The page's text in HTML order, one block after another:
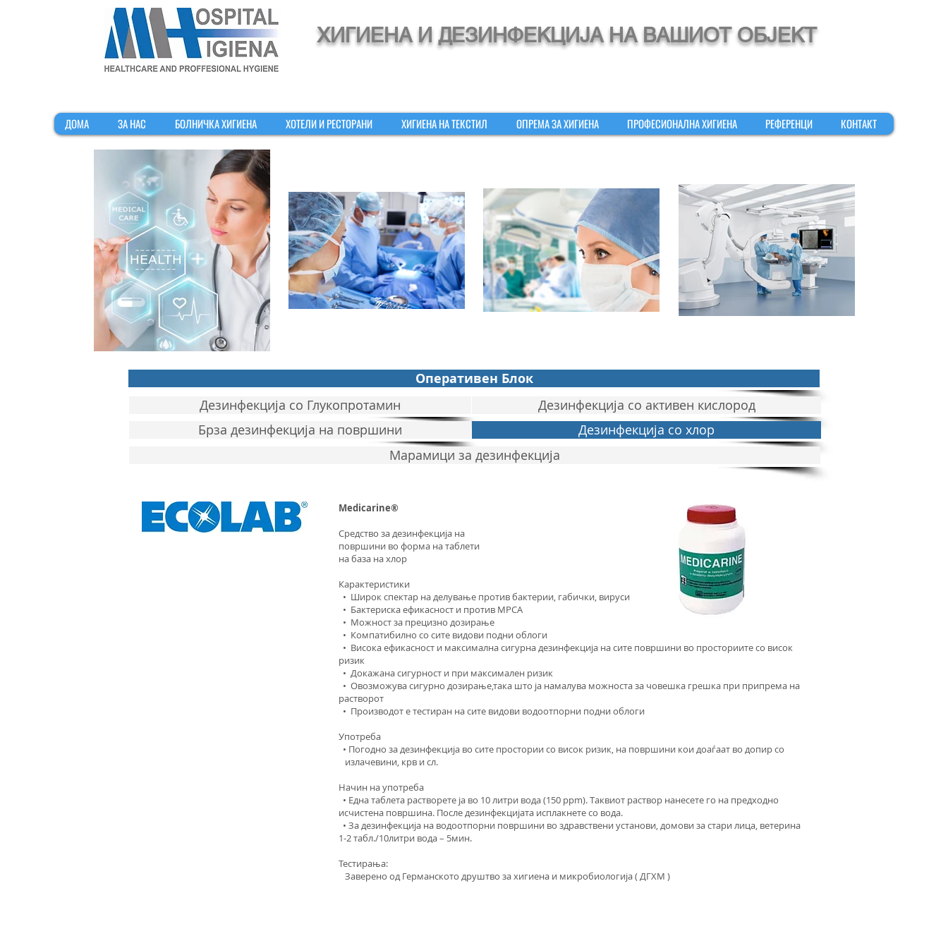
ХИГИЕНА И ДЕЗИНФЕКЦИЈА НА ВАШИОТ ОБЈЕКТ
ДОМА ЗА НАС БОЛНИЧКА ХИГИЕНА ХОТЕЛИ И РЕСТОРАНИ ХИГИЕНА НА ТЕКСТИЛ ОПРЕМА ЗА ХИГИЕНА ПРОФЕСИОНАЛНА ХИГИЕНА РЕФЕРЕНЦИ КОНТАКТ
Оперативен Блок
Дезинфекција со Глукопротамин
Дезинфекција со активен кислород
Брза дезинфекција на површини
Дезинфекција со хлор
Марамици за дезинфекција
Medicarine®
Средство за дезинфекција на
површини во форма на таблети
на база на хлор
Карактеристики
• Широк спектар на делување против бактерии, габички, вируси
• Бактериска ефикасност и против МРСА
• Можност за прецизно дозирање
• Компатибилно со сите видови подни облоги
• Висока ефикасност и максимална сигурна дезинфекција на сите површини во просториите со висок
ризик
• Докажана сигурност и при максимален ризик
• Овозможува сигурно дозирање,така што ја намалува можноста за човешка грешка при припрема на
растворот
• Производот е тестиран на сите видови водоотпорни подни облоги
Употреба
• Погодно за дезинфекција во сите простории со висок ризик, на површини кои доаѓаат во допир со
излачевини, крв и сл.
Начин на употреба
• Една таблета растворете ја во 10 литри вода (150 ppm). Таквиот раствор нанесете го на предходно
исчистена површина. После дезинфекцијата исплакнете со вода.
• За дезинфекција на водоотпорни површини во здравствени установи, домови за стари лица, ветерина
1-2 табл./10литри вода – 5мин.
Тестирања:
Заверено од Германското друштво за хигиена и микробиологија ( ДГХМ )